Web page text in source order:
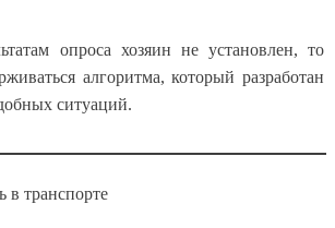
опроса хозяин не установлен, то
алгоритма, который разработан
ситуаций.
в транспорте